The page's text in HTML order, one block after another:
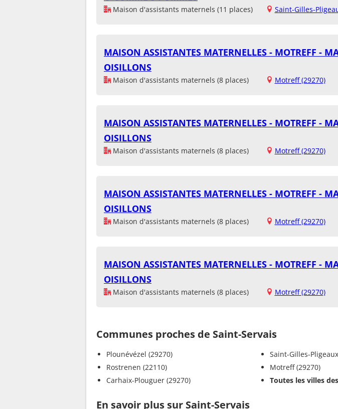
Maison d'assistants maternels (11 places) Saint-Gilles-
MAISON ASSISTANTES MATERNELLES - MOTREFF -
OISILLONS
Maison d'assistants maternels (8 places) Motreff (29270)
MAISON ASSISTANTES MATERNELLES - MOTREFF -
OISILLONS
Maison d'assistants maternels (8 places) Motreff (29270)
MAISON ASSISTANTES MATERNELLES - MOTREFF -
OISILLONS
Maison d'assistants maternels (8 places) Motreff (29270)
MAISON ASSISTANTES MATERNELLES - MOTREFF -
OISILLONS
Maison d'assistants maternels (8 places) Motreff (29270)
Communes proches de Saint-Servais
Plounévézel (29270)
Rostrenen (22110)
Carhaix-Plouguer (29270)
Saint-Gilles-
Motreff (29270)
Toutes les villes
En savoir plus sur Saint-Servais